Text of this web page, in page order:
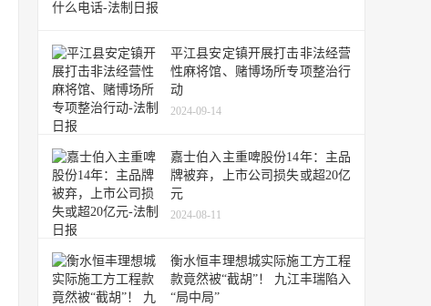
平江县安定镇开展打击非法经营
性麻将馆、赌博场所专项整治行
动
2024-09-14
嘉士伯入主重啤股份14年：主品
牌被弃，上市公司损失或超20亿
元
2024-08-11
衡水恒丰理想城实际施工方工程
款竟然被“截胡”！ 九江丰瑞陷入
“局中局”